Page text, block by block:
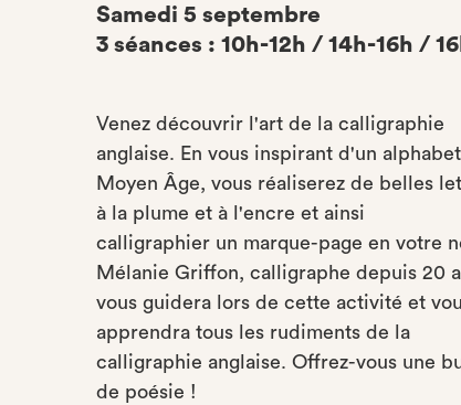
Samedi 5 septembre
3 séances : 10h-12h / 14h-16h /
Venez découvrir l'art de la calligraphie
anglaise. En vous inspirant d'un
Moyen Âge, vous réaliserez de belles
à la plume et à l'encre et ainsi
calligraphier un marque-page en votre
Mélanie Griffon, calligraphe depuis 20
vous guidera lors de cette activité et
apprendra tous les rudiments de la
calligraphie anglaise. Offrez-vous une
de poésie !